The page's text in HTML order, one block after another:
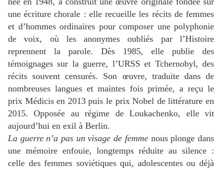
une écriture chorale : elle recueille les récits de femmes
et d’hommes ordinaires pour composer une polyphonie
de voix, où les anonymes oubliés par l’Histoire
reprennent la parole. Dès 1985, elle publie des
témoignages sur la guerre, l’URSS et Tchernobyl, des
récits souvent censurés. Son œuvre, traduite dans de
nombreuses langues et maintes fois primée, a reçu le
prix Médicis en 2013 puis le prix Nobel de littérature en
2015. Opposée au régime de Loukachenko, elle vit
aujourd’hui en exil à Berlin.
La guerre n’a pas un visage de femmenous plonge dans
une mémoire enfouie, longtemps réduite au silence :
celle des femmes soviétiques qui, adolescentes ou déjà